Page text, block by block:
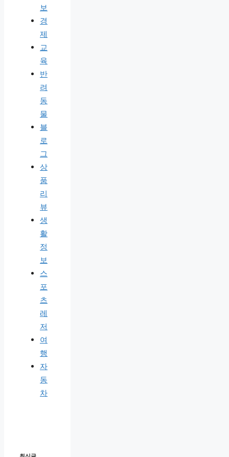
보
경
제
교
육
반
려
동
물
블
로
그
상
품
리
뷰
생
활
정
보
스
포
츠
레
저
여
행
자
동
차